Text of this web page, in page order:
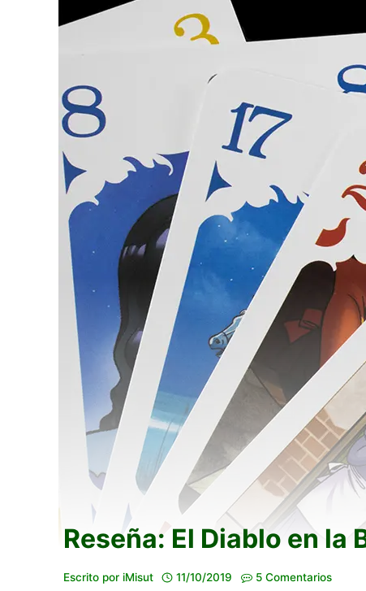
Reseña: El Diablo en la
Escrito por iMisut 11/10/2019 5 Comentarios